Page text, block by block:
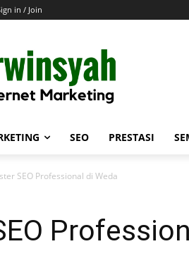
in / Join
SEO PRESTASI
SEO Professional di Weda